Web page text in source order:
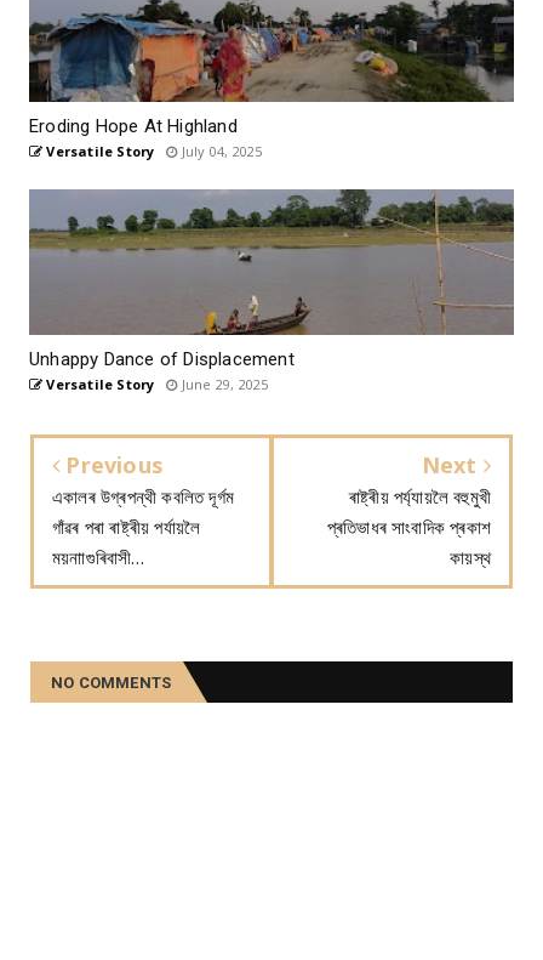
Eroding Hope At Highland
Versatile Story July 04, 2025
Unhappy Dance of Displacement
Versatile Story June 29, 2025
Previous
একালৰ উগ্ৰপন্থী কবলিত দূৰ্গম
গাঁৱৰ পৰা ৰাষ্ট্ৰীয় পৰ্যায়লৈ
ময়নাাগুৰিবাসী…
Next
ৰাষ্ট্ৰীয় পৰ্য্যায়লৈ বহুমুখী
প্ৰতিভাধৰ সাংবাদিক প্ৰকাশ
কায়স্থ
NO COMMENTS